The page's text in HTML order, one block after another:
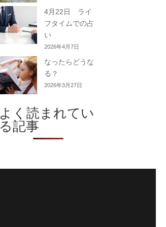
4月22日 ライ
フタイムでの占
い
2026年4月7日
なったらどうな
る？
2026年3月27日
よく読まれてい
る記事